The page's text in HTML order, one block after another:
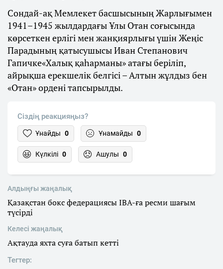
Сондай-ақ Мемлекет басшысының Жарлығымен
1941–1945 жылдардағы Ұлы Отан соғысында
көрсеткен ерлігі мен жанқиярлығы үшін Жеңіс
Парадының қатысушысы Иван Степанович
Гапичке«Халық қаһарманы» атағы беріліп,
айрықша ерекшелік белгісі – Алтын жұлдыз бен
«Отан» ордені тапсырылды.
Сіздің реакцияңыз?
Ұнайды 0 Ұнамайды 0
Күлкілі 0 Ашулы 0
Алдыңғы жаңалық
Қазақстан бокс федерациясы IBA-ға ресми шағым
түсірді
Келесі жаңалық
Ақтауда яхта суға батып кетті
Тегтер: